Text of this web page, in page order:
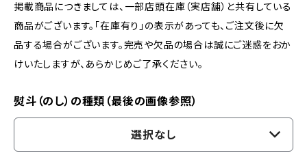
掲載商品につきましては、一部店頭在庫（実店舗）と共有している
商品がございます。「在庫有り」の表示があっても、ご注文後に欠
品する場合がございます。完売や欠品の場合は誠にご迷惑をおか
けいたしますが、あらかじめご了承ください。
熨斗（のし）の種類（最後の画像参照）
選択なし